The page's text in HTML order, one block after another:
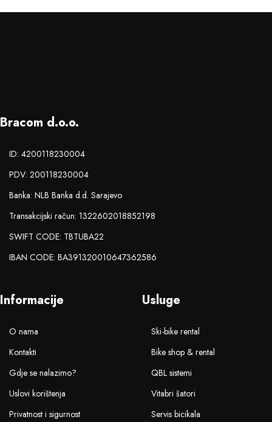
Bracom d.o.o.
ID: 4200118230004
PDV: 200118230004
Banka: NLB Banka d.d. Sarajevo
Transakcijski račun: 1322602018852198
SWIFT CODE: TBTUBA22
IBAN CODE: BA391320010647362586
Informacije
O nama
Kontakti
Gdje se nalazimo?
Uslovi korištenja
Privatnost i sigurnost
Usluge
Ski-bike rental
Bike shop & rental
QBL sistemi
Vitabri šatori
Servis bicikala